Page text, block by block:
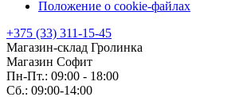
Положение о cookie-файлах
+375 (33) 311-15-45
Магазин-склад Гролинка
Магазин Софит
Пн-Пт.: 09:00 - 18:00
Сб.: 09:00-14:00